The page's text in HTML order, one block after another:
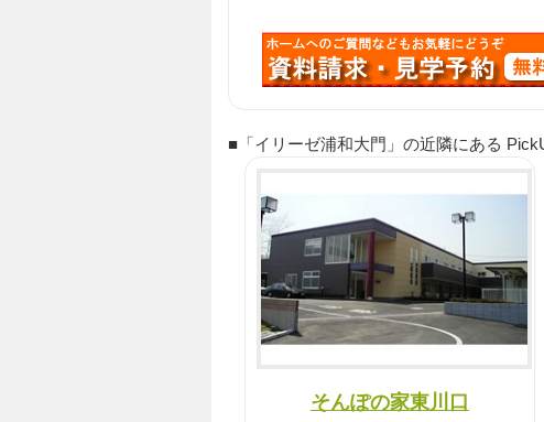
■「イリーゼ浦和大門」の近隣にある
そんぽの家東川口